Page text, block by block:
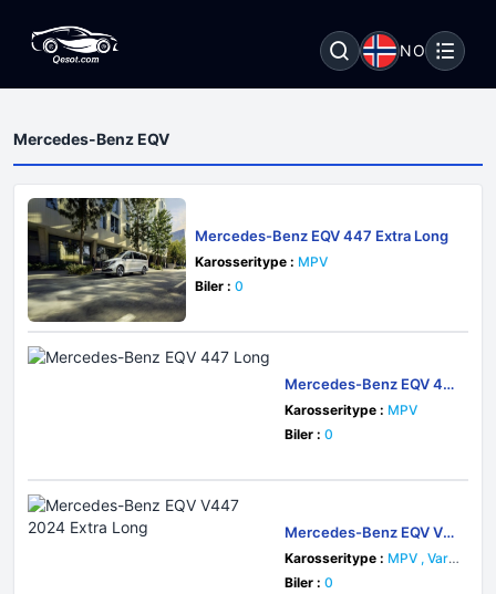
NO
Mercedes-Benz EQV
Mercedes-Benz EQV 447 Extra Long
Karosseritype : MPV
Biler : 0
Mercedes-Benz EQV 44
7 Long
Karosseritype : MPV
Biler : 0
Mercedes-Benz EQV V4
47 2024 Extra Long
Karosseritype : MPV , Vare
bil
Biler : 0